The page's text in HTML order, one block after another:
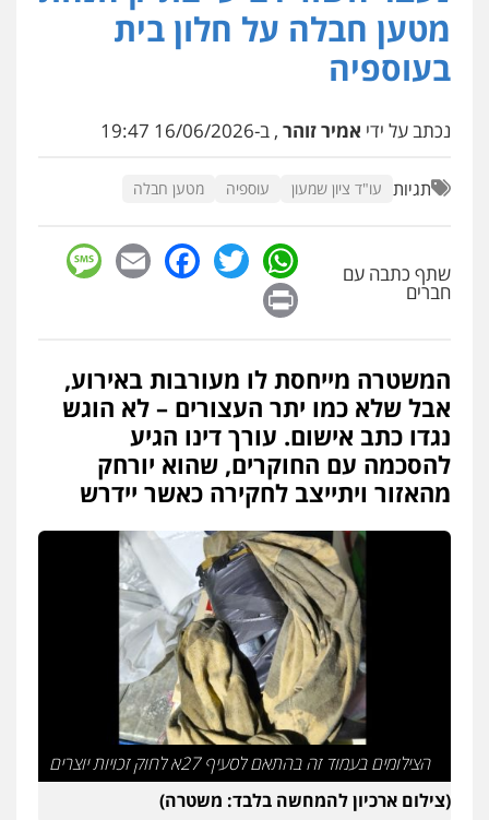
אלימות סמים מעצרים
0525544654
פלילי פשיעה חמורה מעצרים וחקירות
קטינים
משפט פלילי פשיעה חמורה מעצרים
וחקירות צבאי תעבורה
0544218336
פלילי דיני תעבורה מעצרים וחקירות
0505078733
משרד עורכי דין טאי שרקי
פלילי אסירים תעבורה מרב"ד
0547556464
עו"ד אילן אלימלך
פלילי פשיעה חמורה תעבורה אסירים
0522992110
עו"ד שאדי נאטור
פלילי פשיעה חמורה מעצרים וחקירות
0509230800
מטען חבלה על חלון בית
בעוספיה
נכתב על ידי אמיר זוהר , ב-16/06/2026 19:47
תגיות עו"ד ציון שמעון עוספיה מטען חבלה
שתף כתבה עם
חברים
WhatsApp
Twitter
Facebook
Email
המשטרה מייחסת לו מעורבות באירוע,
אבל שלא כמו יתר העצורים – לא הוגש
נגדו כתב אישום. עורך דינו הגיע
להסכמה עם החוקרים, שהוא יורחק
מהאזור ויתייצב לחקירה כאשר יידרש
הצילומים בעמוד זה בהתאם לסעיף 27א לחוק זכויות יוצרים
(צילום ארכיון להמחשה בלבד: משטרה)